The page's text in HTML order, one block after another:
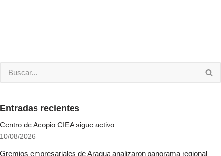
Entradas recientes
Centro de Acopio CIEA sigue activo
10/08/2026
Gremios empresariales de Aragua analizaron panorama regional